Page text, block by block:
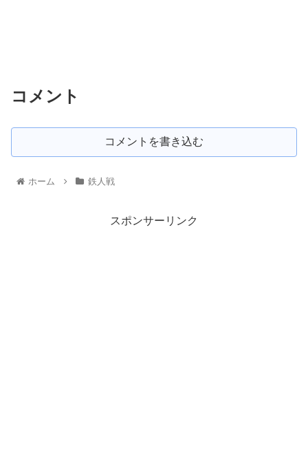
コメント
コメントを書き込む
ホーム 鉄人戦
スポンサーリンク